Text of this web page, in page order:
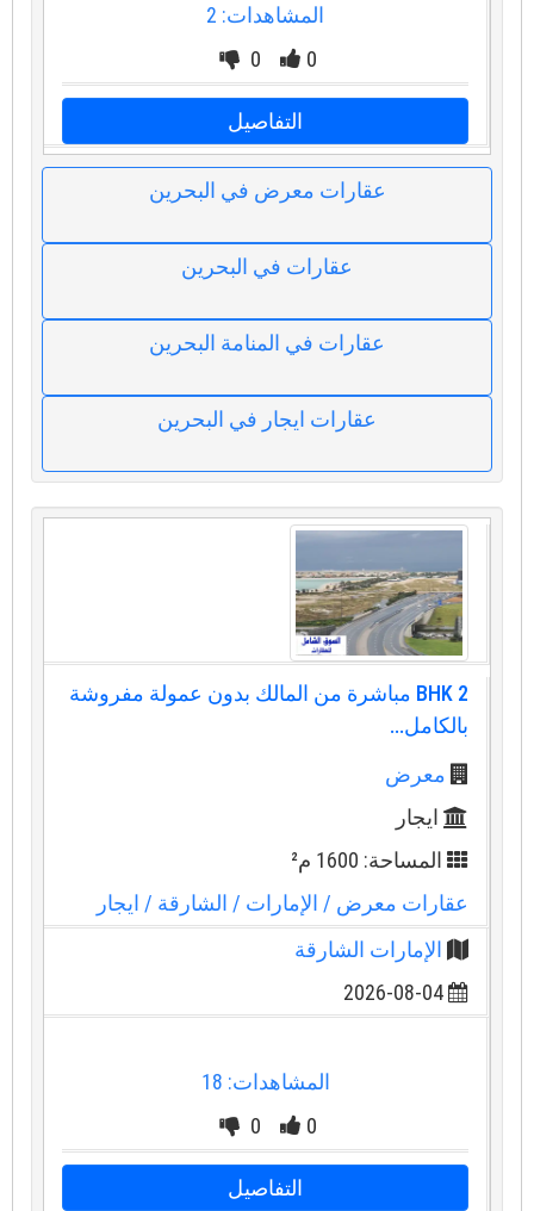
المشاهدات: 2
0
0
التفاصيل
عقارات معرض في البحرين
عقارات في البحرين
عقارات في المنامة البحرين
عقارات ايجار في البحرين
2 BHK مباشرة من المالك بدون عمولة مفروشة
بالكامل...
معرض
ايجار
المساحة: 1600 م²
عقارات معرض / الإمارات/ الشارقة/ ايجار
الإمارات الشارقة
2026-08-04
المشاهدات: 18
0
0
التفاصيل